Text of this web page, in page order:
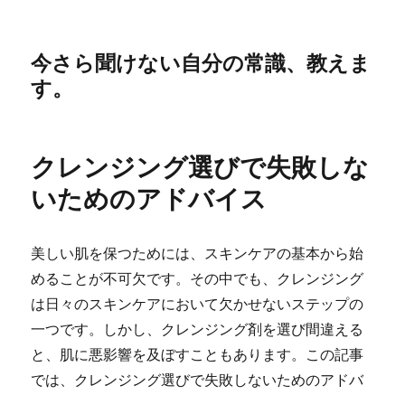
今さら聞けない自分の常識、教えま
す。
クレンジング選びで失敗しな
いためのアドバイス
美しい肌を保つためには、スキンケアの基本から始
めることが不可欠です。その中でも、クレンジング
は日々のスキンケアにおいて欠かせないステップの
一つです。しかし、クレンジング剤を選び間違える
と、肌に悪影響を及ぼすこともあります。この記事
では、クレンジング選びで失敗しないためのアドバ